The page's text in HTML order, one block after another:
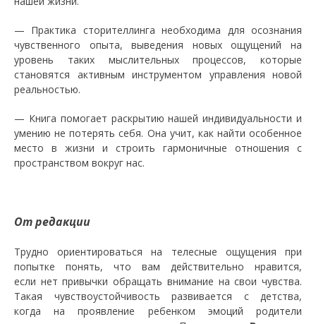
— Практика сторителлинга необходима для осознания
чувственного опыта, выведения новых ощущений на
уровень таких мыслительных процессов, которые
становятся активным инструментом управления новой
реальностью.
— Книга помогает раскрытию нашей индивидуальности и
умению не потерять себя. Она учит, как найти особенное
место в жизни и строить гармоничные отношения с
пространством вокруг нас.
От редакции
Трудно ориентироваться на телесные ощущения при
попытке понять, что вам действительно нравится,
если нет привычки обращать внимание на свои чувства.
Такая чувствоустойчивость развивается с детства,
когда на проявление ребенком эмоций родители